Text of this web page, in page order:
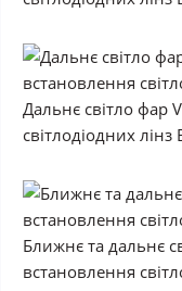
Дальнє світло фар
світлодіодних
Ближнє та дальнє
встановлення